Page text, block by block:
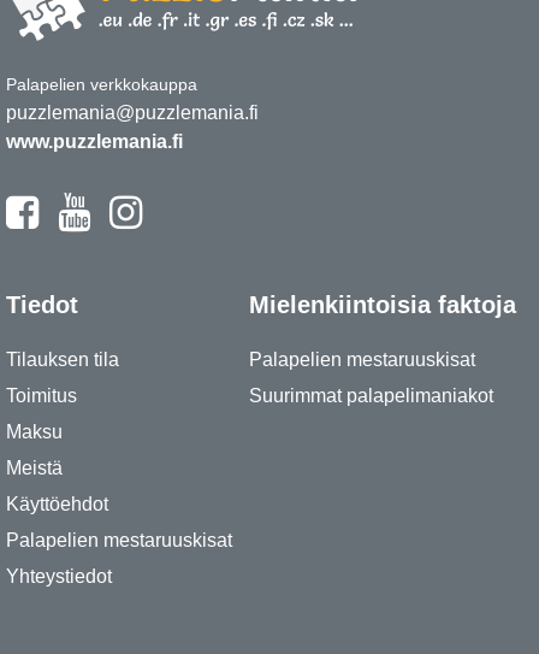
Palapelien verkkokauppa
puzzlemania@puzzlemania.fi
www.puzzlemania.fi
Tiedot
Tilauksen tila
Toimitus
Maksu
Meistä
Käyttöehdot
Palapelien mestaruuskisat
Yhteystiedot
Mielenkiintoisia faktoja
Palapelien mestaruuskisat
Suurimmat palapelimaniakot